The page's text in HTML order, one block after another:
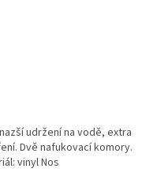
udržení na vodě, extra
Dvě nafukovací komory.
vinyl Nos